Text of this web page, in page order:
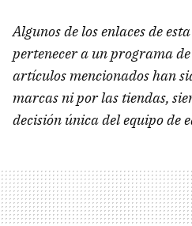
Algunos de los enlaces de
pertenecer a un programa
artículos mencionados han
marcas ni por las tiendas,
decisión única del equipo de